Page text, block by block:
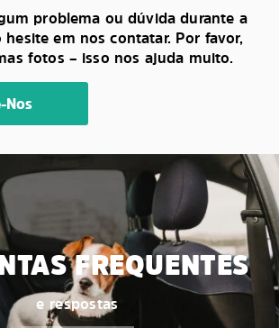
problema ou dúvida durante a
em nos contatar. Por favor,
fotos – isso nos ajuda muito.
Nos
FREQUENTES
e respostas